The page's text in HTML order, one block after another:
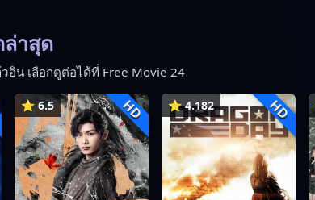
ล่าสุด
อิน เลือกดูต่อได้ที่ Free Movie 24
⭐ 6.5 HD ⭐ 4.182 HD